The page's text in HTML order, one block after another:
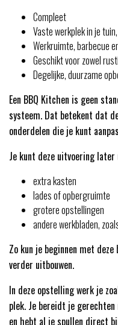
Compleet
Vaste werkplek in je
Werkruimte, barbecue
Geschikt voor zowel
Degelijke, duurzame
Een BBQ Kitchen is geen
systeem. Dat betekent dat
onderdelen die je kunt
Je kunt deze uitvoering
extra kasten
lades of opbergruimte
grotere opstellingen
andere werkbladen,
Zo kun je beginnen met
verder uitbouwen.
In deze opstelling werk je
plek. Je bereidt je
en hebt al je spullen direct